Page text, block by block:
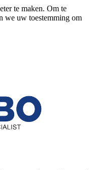
te maken. Om te
we uw toestemming om